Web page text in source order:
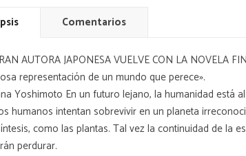
Comentarios
AUTORA JAPONESA VUELVE CON LA NOVELA
representación de un mundo que perece».
Yoshimoto En un futuro lejano, la humanidad está
humanos intentan sobrevivir en un planeta
como las plantas. Tal vez la continuidad de la
perdurar.